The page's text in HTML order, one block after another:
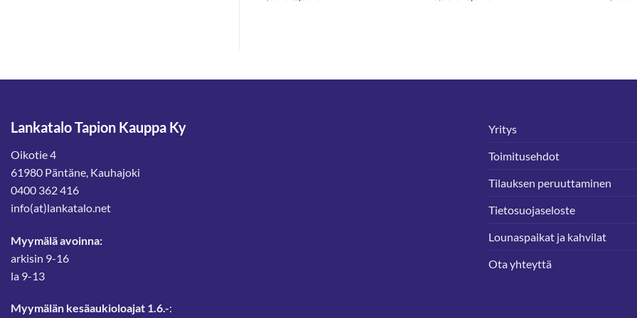
hinta
hinta
Lankatalo Tapion Kauppa Ky
Oikotie 4
61980 Päntäne, Kauhajoki
0400 362 416
info(at)lankatalo.net
Myymälä avoinna:
arkisin 9-16
la 9-13
Myymälän kesäaukioloajat 1.6.-:
Yritys
Toimitusehdot
Tilauksen peruuttaminen
Tietosuojaseloste
Lounaspaikat ja kahvilat
Ota yhteyttä